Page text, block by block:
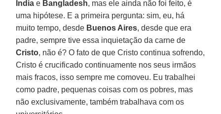
Índia e Bangladesh, mas ele ainda não foi feito, é
uma hipótese. E a primeira pergunta: sim, eu, há
muito tempo, desde Buenos Aires, desde que era
padre, sempre tive essa inquietação da carne de
Cristo, não é? O fato de que Cristo continua sofrendo,
Cristo é crucificado continuamente nos seus irmãos
mais fracos, isso sempre me comoveu. Eu trabalhei
como padre, pequenas coisas com os pobres, mas
não exclusivamente, também trabalhava com os